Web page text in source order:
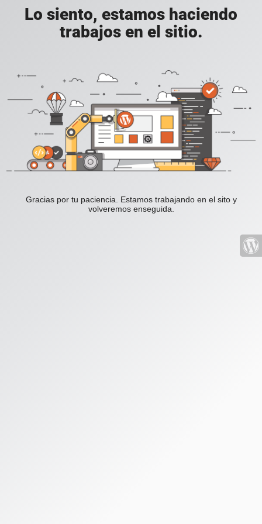
Lo siento, estamos haciendo
trabajos en el sitio.
Gracias por tu paciencia. Estamos trabajando en el sito y
volveremos enseguida.